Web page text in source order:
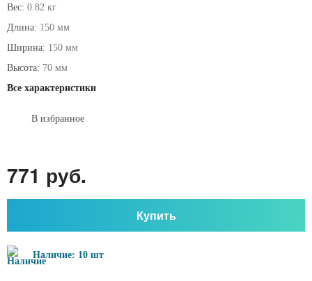
Вес: 0.82 кг
Длина: 150 мм
Ширина: 150 мм
Высота: 70 мм
Все характеристики
В избранное
771 руб.
Купить
Наличие: 10 шт